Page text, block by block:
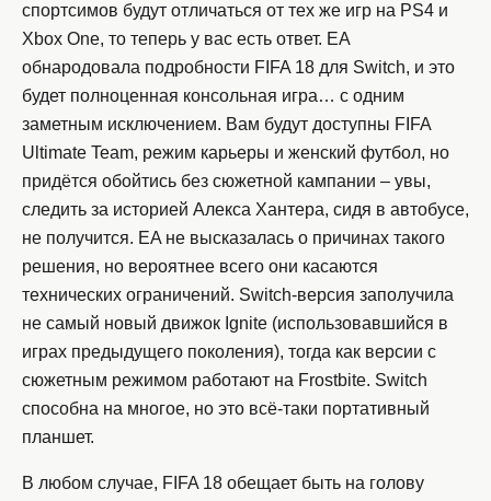
спортсимов будут отличаться от тех же игр на PS4 и
Xbox One, то теперь у вас есть ответ. EA
обнародовала подробности FIFA 18 для Switch, и это
будет полноценная консольная игра… с одним
заметным исключением. Вам будут доступны FIFA
Ultimate Team, режим карьеры и женский футбол, но
придётся обойтись без сюжетной кампании – увы,
следить за историей Алекса Хантера, сидя в автобусе,
не получится. EA не высказалась о причинах такого
решения, но вероятнее всего они касаются
технических ограничений. Switch-версия заполучила
не самый новый движок Ignite (использовавшийся в
играх предыдущего поколения), тогда как версии с
сюжетным режимом работают на Frostbite. Switch
способна на многое, но это всё-таки портативный
планшет.
В любом случае, FIFA 18 обещает быть на голову